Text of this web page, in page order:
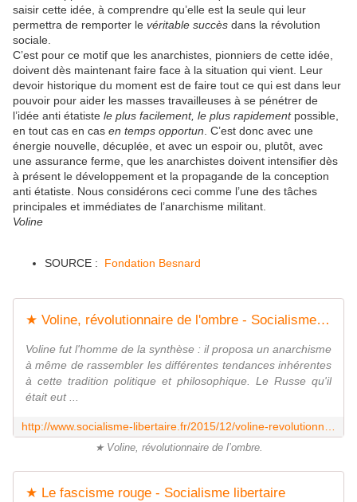
saisir cette idée, à comprendre qu’elle est la seule qui leur
permettra de remporter le véritable succès dans la révolution
sociale.
C’est pour ce motif que les anarchistes, pionniers de cette idée,
doivent dès maintenant faire face à la situation qui vient. Leur
devoir historique du moment est de faire tout ce qui est dans leur
pouvoir pour aider les masses travailleuses à se pénétrer de
l’idée anti étatiste le plus facilement, le plus rapidementpossible,
en tout cas en cas en temps opportun . C’est donc avec une
énergie nouvelle, décuplée, et avec un espoir ou, plutôt, avec
une assurance ferme, que les anarchistes doivent intensifier dès
à présent le développement et la propagande de la conception
anti étatiste. Nous considérons ceci comme l’une des tâches
principales et immédiates de l’anarchisme militant.
Voline
SOURCE : Fondation Besnard
★ Voline, révolutionnaire de l'ombre - Socialisme libertaire
Voline fut l'homme de la synthèse : il proposa un anarchisme
à même de rassembler les différentes tendances inhérentes
à cette tradition politique et philosophique. Le Russe qu'il
était eut ...
★ Voline, révolutionnaire de l’ombre.
★ Le fascisme rouge - Socialisme libertaire